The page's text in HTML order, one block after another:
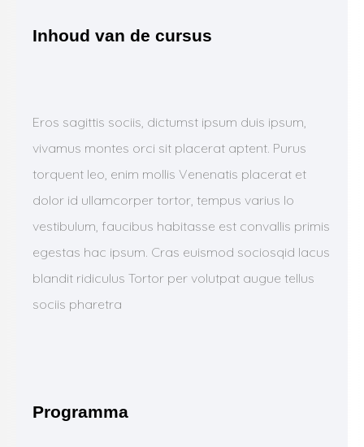
Inhoud van de cursus
Eros sagittis sociis, dictumst ipsum duis ipsum,
vivamus montes orci sit placerat aptent. Purus
torquent leo, enim mollis Venenatis placerat et
dolor id ullamcorper tortor, tempus varius lo
vestibulum, faucibus habitasse est convallis primis
egestas hac ipsum. Cras euismod sociosqid lacus
blandit ridiculus Tortor per volutpat augue tellus
sociis pharetra
Programma